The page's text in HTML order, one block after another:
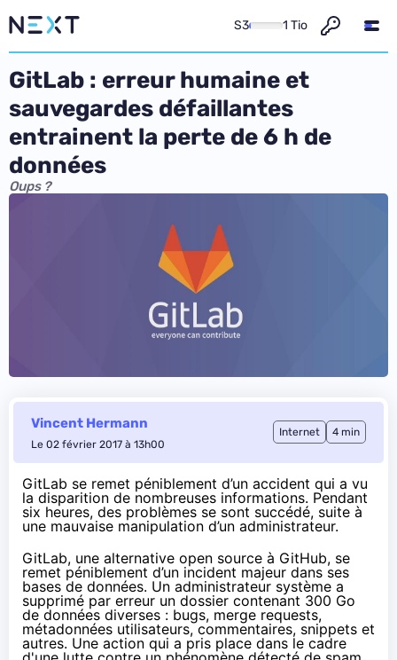
S3 1 Tio
GitLab : erreur humaine et
sauvegardes défaillantes
entrainent la perte de 6 h de
données
Oups ?
Vincent Hermann
Le 02 février 2017 à 13h00
Internet 4 min
GitLab se remet péniblement d’un accident qui a vu
la disparition de nombreuses informations. Pendant
six heures, des problèmes se sont succédé, suite à
une mauvaise manipulation d’un administrateur.
GitLab, une alternative open source à GitHub, se
remet péniblement d’un incident majeur dans ses
bases de données. Un administrateur système a
supprimé par erreur un dossier contenant 300 Go
de données diverses : bugs, merge requests,
métadonnées utilisateurs, commentaires, snippets et
autres. Une action qui a pris place dans le cadre